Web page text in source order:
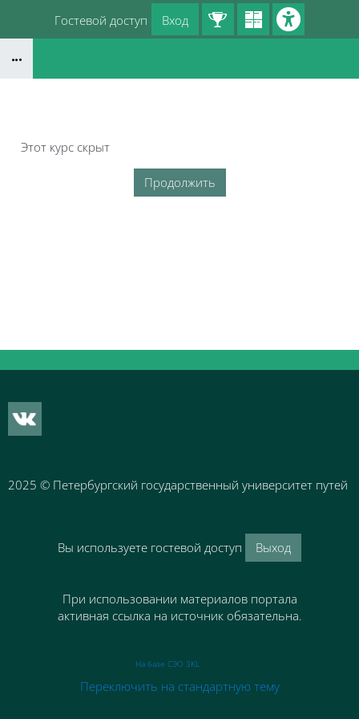
Перейти к основному содержанию
Гостевой доступ
Вход
Этот курс скрыт
Продолжить
2025 © Петербургский государственный университет
Вы используете гостевой доступ Выход
При использовании материалов портала
активная ссылка на источник обязательна.
На базе СЭО 3KL
Переключить на стандартную тему